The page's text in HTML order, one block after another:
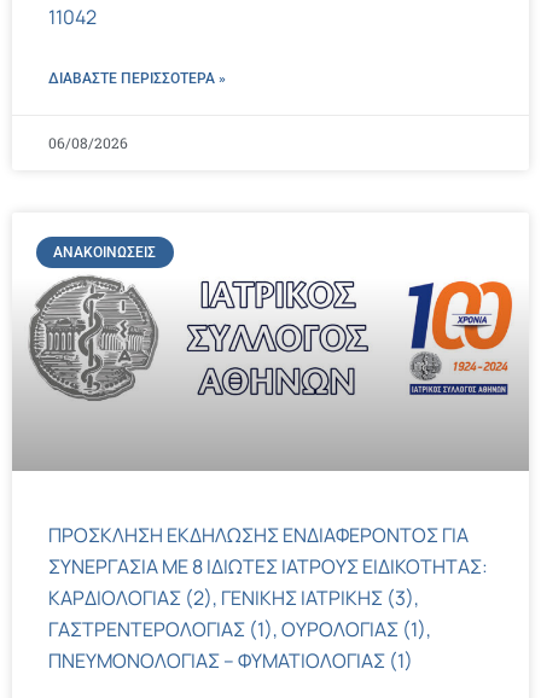
11042
ΔΙΑΒΑΣΤΕ ΠΕΡΙΣΣΌΤΕΡΑ »
06/08/2026
ΑΝΑΚΟΙΝΏΣΕΙΣ
ΠΡΟΣΚΛΗΣΗ ΕΚΔΗΛΩΣΗΣ ΕΝΔΙΑΦΕΡΟΝΤΟΣ ΓΙΑ
ΣΥΝΕΡΓΑΣΙΑ ΜΕ 8 ΙΔΙΩΤΕΣ ΙΑΤΡΟΥΣ ΕΙΔΙΚΟΤΗΤΑΣ:
ΚΑΡΔΙΟΛΟΓΙΑΣ (2), ΓΕΝΙΚΗΣ ΙΑΤΡΙΚΗΣ (3),
ΓΑΣΤΡΕΝΤΕΡΟΛΟΓΙΑΣ (1), ΟΥΡΟΛΟΓΙΑΣ (1),
ΠΝΕΥΜΟΝΟΛΟΓΙΑΣ – ΦΥΜΑΤΙΟΛΟΓΙΑΣ (1)